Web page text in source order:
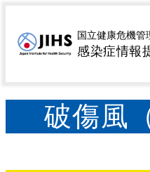
国立健康危機管
感染症情報
トップページ>感染症を
破傷風>破傷風（詳細
破傷風